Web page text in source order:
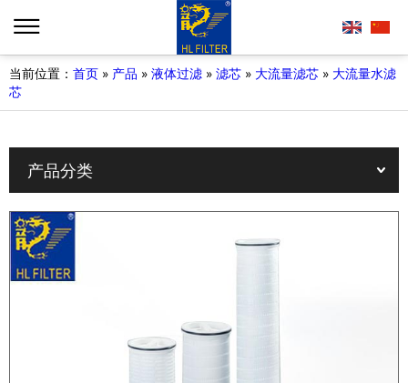
当前位置： 首页 » 产品 » 液体过滤 » 滤芯 » 大流量滤芯 » 大流量水滤
芯
产品分类